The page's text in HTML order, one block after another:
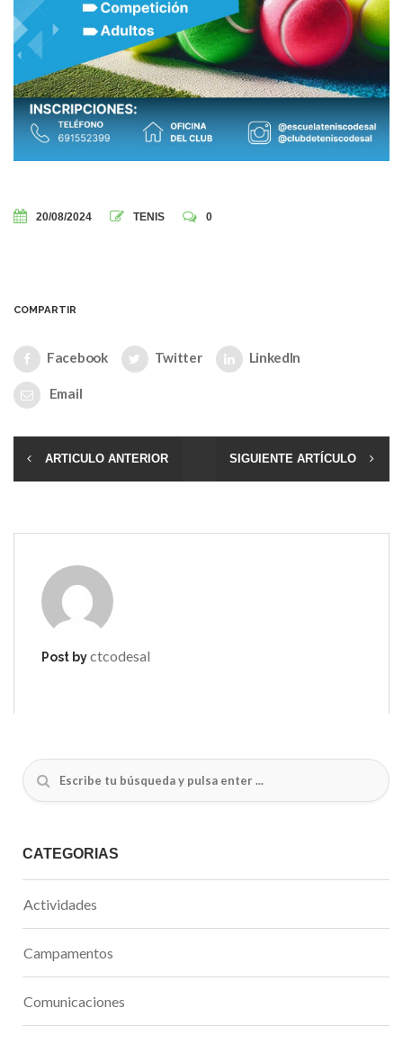
20/08/2024 TENIS 0
COMPARTIR
Facebook Twitter LinkedIn
Email
ARTICULO ANTERIOR SIGUIENTE ARTÍCULO
Post byctcodesal
CATEGORÍAS
Actividades
Campamentos
Comunicaciones